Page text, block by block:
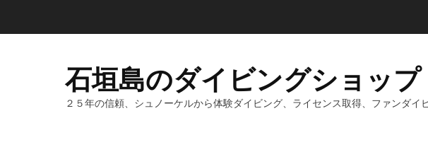
石垣島のダイビングショッ
２５年の信頼、シュノーケルから体験ダイビング、ライセンス取得、ファンダ